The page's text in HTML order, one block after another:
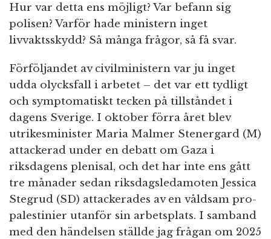
Hur var detta ens möjligt? Var befann sig
polisen? Varför hade ministern inget
livvaktsskydd? Så många frågor, så få svar.
Förföljandet av civilministern var ju inget
udda olycksfall i arbetet – det var ett tydligt
och symptomatiskt tecken på tillståndet i
dagens Sverige. I oktober förra året blev
utrikesminister Maria Malmer Stenergard (M)
attackerad under en debatt om Gaza i
riksdagens plenisal, och det har inte ens gått
tre månader sedan riksdagsledamoten Jessica
Stegrud (SD) attackerades av en våldsam pro-
palestinier utanför sin arbetsplats. I samband
med den händelsen ställde jag frågan om 2025